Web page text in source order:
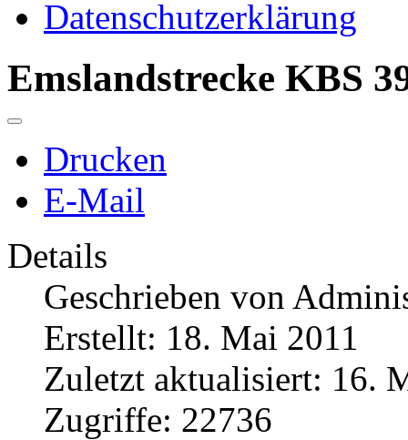
Datenschutzerklärung
Emslandstrecke KBS
Drucken
E-Mail
Details
Geschrieben von
Erstellt: 18. Mai 2011
Zuletzt aktualisiert: 16.
Zugriffe: 22736